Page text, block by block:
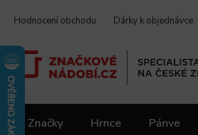
Hodnocení obchodu Dárky k objednávce
Značky Hrnce Pánve